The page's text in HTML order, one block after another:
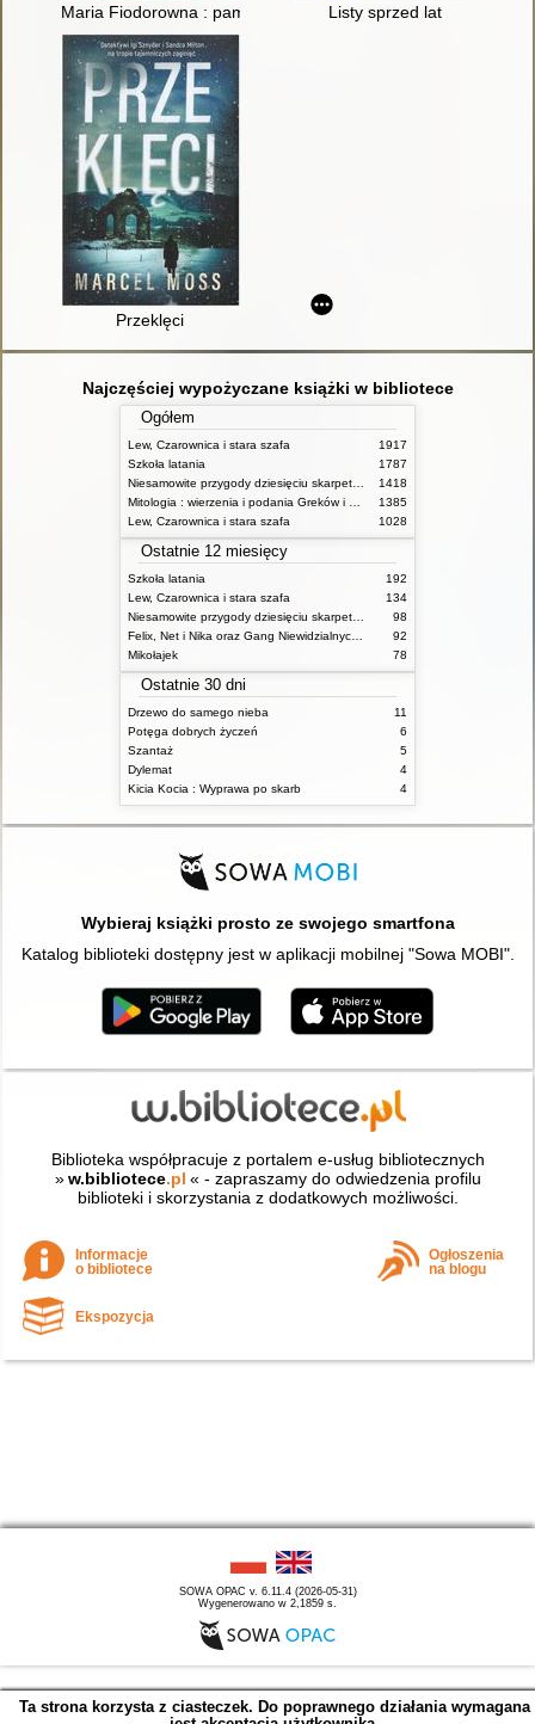
Maria Fiodorowna : pamiętnik carycyListy sprzed lat
Przeklęci
Najczęściej wypożyczane książki w bibliotece
Ogółem
Lew, Czarownica i stara szafa
1917
Szkoła latania
1787
1418
1385
Lew, Czarownica i stara szafa
1028
Ostatnie 12 miesięcy
Szkoła latania
192
Lew, Czarownica i stara szafa
134
98
92
Mikołajek
78
Ostatnie 30 dni
Drzewo do samego nieba
11
Potęga dobrych życzeń
6
Szantaż
5
Dylemat
4
Kicia Kocia : Wyprawa po skarb
4
Wybieraj książki prosto ze swojego smartfona
Katalog biblioteki dostępny jest w aplikacji mobilnej "Sowa MOBI".
Biblioteka współpracuje z portalem e-usług bibliotecznych
» w.bibliotece.pl « - zapraszamy do odwiedzenia profilu
biblioteki i skorzystania z dodatkowych możliwości.
Informacje
o bibliotece
Ogłoszenia
na blogu
Ekspozycja
SOWA OPAC v. 6.11.4 (2026-05-31)
Wygenerowano w 2,1859 s.
Ta strona korzysta z ciasteczek. Do poprawnego działania wymagana